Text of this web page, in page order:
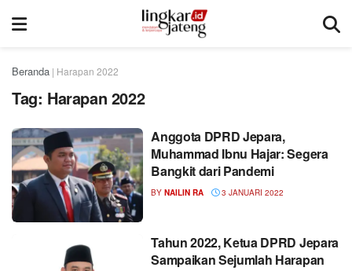
Beranda | Harapan 2022
Tag: Harapan 2022
Anggota DPRD Jepara,
Muhammad Ibnu Hajar: Segera
Bangkit dari Pandemi
BY NAILIN RA 3 JANUARI 2022
Tahun 2022, Ketua DPRD Jepara
Sampaikan Sejumlah Harapan